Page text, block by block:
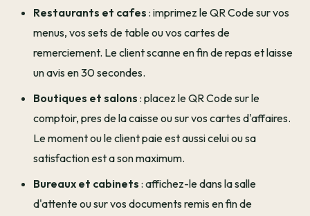
Restaurants et cafes : imprimez le QR Code sur vos
menus, vos sets de table ou vos cartes de
remerciement. Le client scanne en fin de repas et laisse
un avis en 30 secondes.
Boutiques et salons : placez le QR Code sur le
comptoir, pres de la caisse ou sur vos cartes d'affaires.
Le moment ou le client paie est aussi celui ou sa
satisfaction est a son maximum.
Bureaux et cabinets : affichez-le dans la salle
d'attente ou sur vos documents remis en fin de